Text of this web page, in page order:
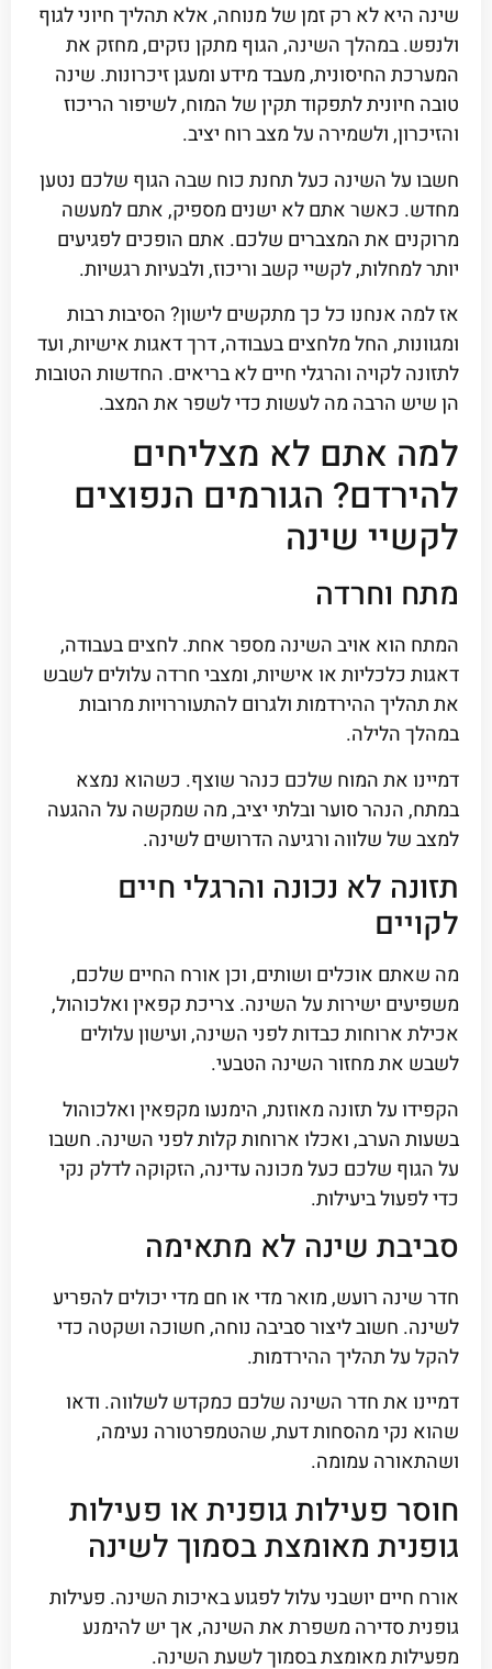
שינה היא לא רק זמן של מנוחה, אלא תהליך חיוני לגוף
ולנפש. במהלך השינה, הגוף מתקן נזקים, מחזק את
המערכת החיסונית, מעבד מידע ומעגן זיכרונות. שינה
טובה חיונית לתפקוד תקין של המוח, לשיפור הריכוז
והזיכרון, ולשמירה על מצב רוח יציב.
חשבו על השינה כעל תחנת כוח שבה הגוף שלכם נטען
מחדש. כאשר אתם לא ישנים מספיק, אתם למעשה
מרוקנים את המצברים שלכם. אתם הופכים לפגיעים
יותר למחלות, לקשיי קשב וריכוז, ולבעיות רגשיות.
אז למה אנחנו כל כך מתקשים לישון? הסיבות רבות
ומגוונות, החל מלחצים בעבודה, דרך דאגות אישיות, ועד
לתזונה לקויה והרגלי חיים לא בריאים. החדשות הטובות
הן שיש הרבה מה לעשות כדי לשפר את המצב.
למה אתם לא מצליחים
להירדם? הגורמים הנפוצים
לקשיי שינה
מתח וחרדה
המתח הוא אויב השינה מספר אחת. לחצים בעבודה,
דאגות כלכליות או אישיות, ומצבי חרדה עלולים לשבש
את תהליך ההירדמות ולגרום להתעוררויות מרובות
במהלך הלילה.
דמיינו את המוח שלכם כנהר שוצף. כשהוא נמצא
במתח, הנהר סוער ובלתי יציב, מה שמקשה על ההגעה
למצב של שלווה ורגיעה הדרושים לשינה.
תזונה לא נכונה והרגלי חיים
לקויים
מה שאתם אוכלים ושותים, וכן אורח החיים שלכם,
משפיעים ישירות על השינה. צריכת קפאין ואלכוהול,
אכילת ארוחות כבדות לפני השינה, ועישון עלולים
לשבש את מחזור השינה הטבעי.
הקפידו על תזונה מאוזנת, הימנעו מקפאין ואלכוהול
בשעות הערב, ואכלו ארוחות קלות לפני השינה. חשבו
על הגוף שלכם כעל מכונה עדינה, הזקוקה לדלק נקי
כדי לפעול ביעילות.
סביבת שינה לא מתאימה
חדר שינה רועש, מואר מדי או חם מדי יכולים להפריע
לשינה. חשוב ליצור סביבה נוחה, חשוכה ושקטה כדי
להקל על תהליך ההירדמות.
דמיינו את חדר השינה שלכם כמקדש לשלווה. ודאו
שהוא נקי מהסחות דעת, שהטמפרטורה נעימה,
ושהתאורה עמומה.
חוסר פעילות גופנית או פעילות
גופנית מאומצת בסמוך לשינה
אורח חיים יושבני עלול לפגוע באיכות השינה. פעילות
גופנית סדירה משפרת את השינה, אך יש להימנע
מפעילות מאומצת בסמוך לשעת השינה.